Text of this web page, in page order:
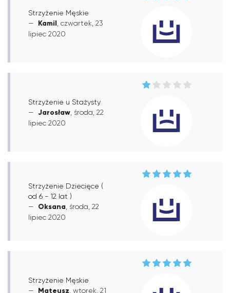
Strzyżenie Męskie
Kamil , czwartek, 23
lipiec 2020
Strzyżenie u Stażysty
Jarosław , środa, 22
lipiec 2020
Strzyżenie Dziecięce (
od 6 - 12 lat )
Oksana , środa, 22
lipiec 2020
Strzyżenie Męskie
Mateusz , wtorek, 21